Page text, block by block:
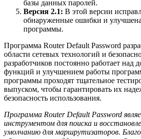
базы данных паролей.
Версия 2.1: В этой версии
обнаруженные ошибки и улучшена
программы.
Программа Router Default Password
области сетевых технологий и
разработчиков постоянно работает над
функций и улучшением работы
программы проходят тщательное
выпуском, чтобы гарантировать их
безопасность использования.
Программа Router Default Password
инструментом для поиска и
умолчанию для маршрутизаторов.